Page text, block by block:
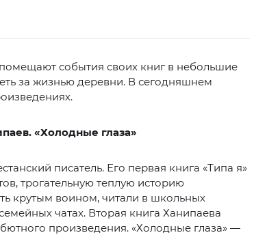
события своих книг в небольшие
за жизнью деревни. В сегодняшнем
«Холодные глаза»
писатель. Его первая книга «Типа я»
трогательную теплую историю
крутым воином, читали в школьных
чатах. Вторая книга Ханипаева
произведения. «Холодные глаза» —